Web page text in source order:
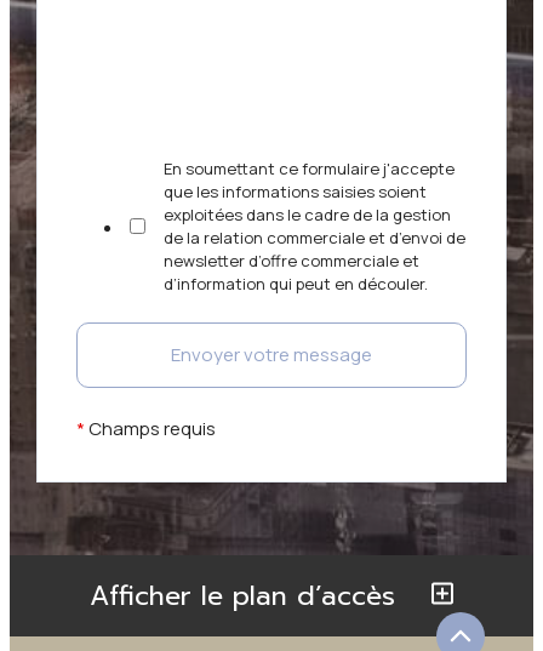
En soumettant ce formulaire j'accepte
que les informations saisies soient
exploitées dans le cadre de la gestion
de la relation commerciale et d’envoi de
newsletter d’offre commerciale et
d’information qui peut en découler.
*Champs requis
Afficher le plan d’accès